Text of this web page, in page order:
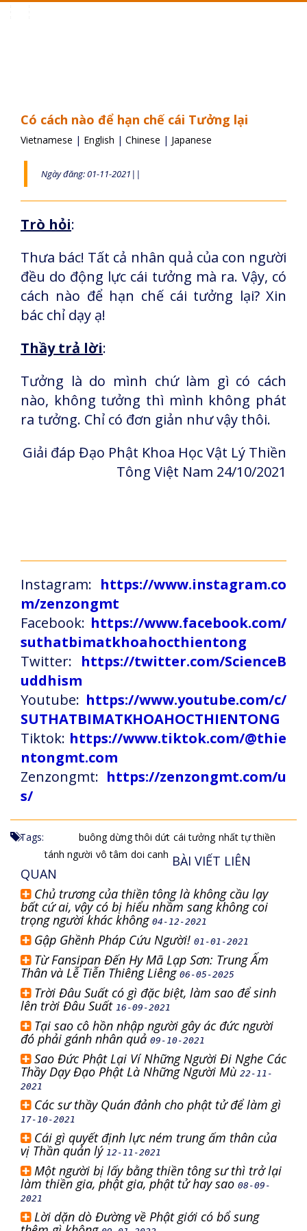
Có cách nào để hạn chế cái Tưởng lại
Vietnamese | English | Chinese | Japanese
Ngày đăng: 01-11-2021||
Trò hỏi:
Thưa bác! Tất cả nhân quả của con người
đều do động lực cái tưởng mà ra. Vậy, có
cách nào để hạn chế cái tưởng lại? Xin
bác chỉ dạy ạ!
Thầy trả lời:
Tưởng là do mình chứ làm gì có cách
nào, không tưởng thì mình không phát
ra tưởng. Chỉ có đơn giản như vậy thôi.
Giải đáp Đạo Phật Khoa Học Vật Lý Thiền
Tông Việt Nam 24/10/2021
Instagram: https://www.instagram.co
m/zenzongmt
Facebook: https://www.facebook.com/
suthatbimatkhoahocthientong
Twitter: https://twitter.com/ScienceB
uddhism
Youtube: https://www.youtube.com/c/
SUTHATBIMATKHOAHOCTHIENTONG
Tiktok: https://www.tiktok.com/@thie
ntongmt.com
Zenzongmt: https://zenzongmt.com/u
s/
Tags: buông dừng thôi dứt cái tưởng nhất tự thiền
tánh người vô tâm doi canh BÀI VIẾT LIÊN
QUAN
Chủ trương của thiền tông là không cầu lạy
bất cứ ai, vậy có bị hiểu nhầm sang không coi
trọng người khác không 04-12-2021
Gập Ghềnh Pháp Cứu Người! 01-01-2021
Từ Fansipan Đến Hy Mã Lạp Sơn: Trung Ấm
Thân và Lễ Tiễn Thiêng Liêng06-05-2025
Trời Đâu Suất có gì đặc biệt, làm sao để sinh
lên trời Đâu Suất 16-09-2021
Tại sao cô hồn nhập người gây ác đức người
đó phải gánh nhân quả 09-10-2021
Sao Đức Phật Lại Ví Những Người Đi Nghe Các
Thầy Dạy Đạo Phật Là Những Người Mù 22-11-
2021
Các sư thầy Quán đảnh cho phật tử để làm gì
17-10-2021
Cái gì quyết định lực ném trung ấm thân của
vị Thần quản lý 12-11-2021
Một người bị lấy bằng thiền tông sư thì trở lại
làm thiền gia, phật gia, phật tử hay sao 08-09-
2021
Lời dặn dò Đường về Phật giới có bổ sung